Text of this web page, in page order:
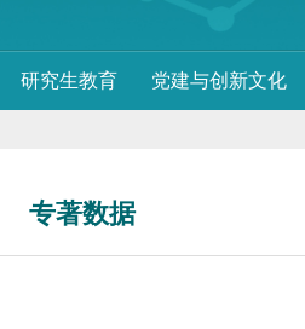
研究生教育 党建与创新文化
专著数据